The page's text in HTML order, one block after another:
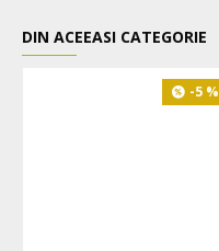
DIN ACEEASI CATEGORIE
-5 %